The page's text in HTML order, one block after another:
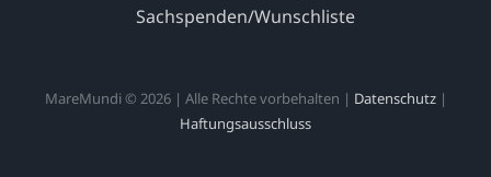
Sachspenden/Wunschliste
MareMundi © 2026 | Alle Rechte vorbehalten | Datenschutz|
Haftungsausschluss